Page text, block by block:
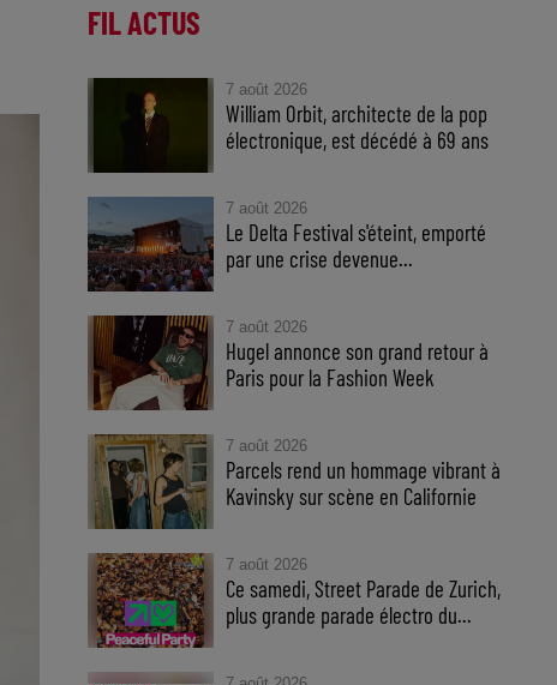
FIL ACTUS
7 août 2026
William Orbit, architecte de la pop
électronique, est décédé à 69 ans
7 août 2026
Le Delta Festival s'éteint, emporté
par une crise devenue...
7 août 2026
Hugel annonce son grand retour à
Paris pour la Fashion Week
7 août 2026
Parcels rend un hommage vibrant à
Kavinsky sur scène en Californie
7 août 2026
Ce samedi, Street Parade de Zurich,
plus grande parade électro du...